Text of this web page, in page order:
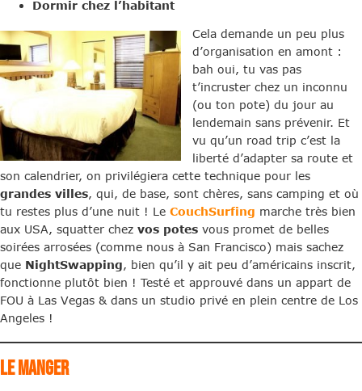
Dormir chez l’habitant
Cela demande un peu plus
d’organisation en amont :
bah oui, tu vas pas
t’incruster chez un inconnu
(ou ton pote) du jour au
lendemain sans prévenir. Et
vu qu’un road trip c’est la
liberté d’adapter sa route et
son calendrier, on privilégiera cette technique pour les
grandes villes, qui, de base, sont chères, sans camping et où
tu restes plus d’une nuit ! Le CouchSurfing marche très bien
aux USA, squatter chez vos potes vous promet de belles
soirées arrosées (comme nous à San Francisco) mais sachez
que NightSwapping, bien qu’il y ait peu d’américains inscrit,
fonctionne plutôt bien ! Testé et approuvé dans un appart de
FOU à Las Vegas & dans un studio privé en plein centre de Los
Angeles !
LE MANGER